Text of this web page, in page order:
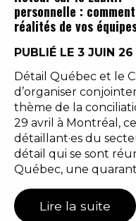
personnelle :
réalités de vos
PUBLIÉ LE 3 JUIN 26
Détail Québec et le
d’organiser
thème de la
29 avril à Montréal,
détaillant·es du
détail qui se sont
Québec, une
Lire la suite